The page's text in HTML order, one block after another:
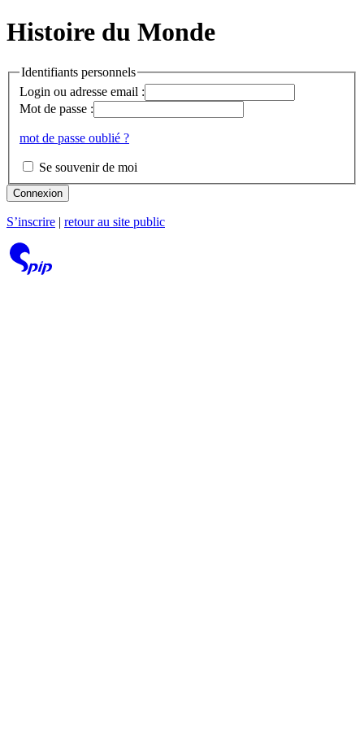
Histoire du Monde
Identifiants personnels
Login ou adresse email :
Mot de passe :
mot de passe oublié ?
Se souvenir de moi
Connexion
S’inscrire retour au site public